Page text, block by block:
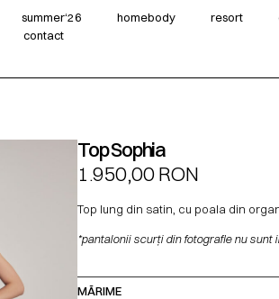
summer‘26 homebody resort
contact
Top Sophia
1.950,00RON
Top lung din satin, cu poala din
*pantalonii scurți din fotografie nu sunt
MĂRIME